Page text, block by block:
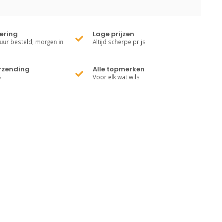
besteld, morgen in
Lage prijzen
Altijd scherpe prijs
Alle topmerken
Voor elk wat wils